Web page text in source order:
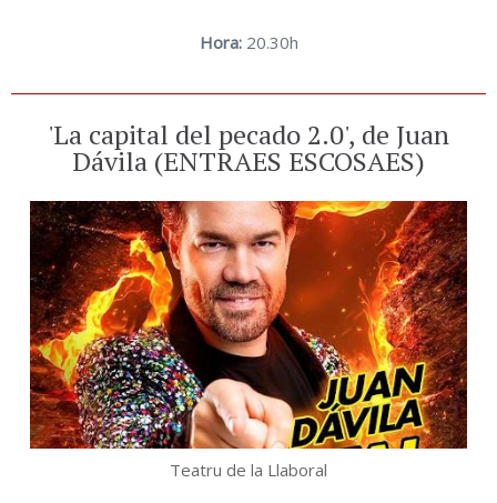
Hora:20.30h
'La capital del pecado 2.0', de Juan
Dávila (ENTRAES ESCOSAES)
Teatru de la Llaboral